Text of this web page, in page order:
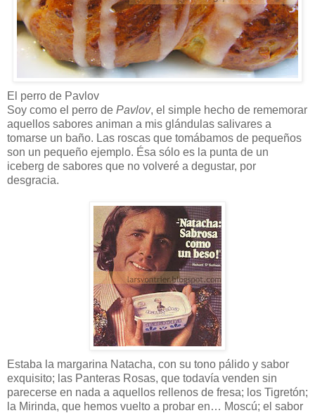
El perro de Pavlov
Soy como el perro de Pavlov, el simple hecho de rememorar
aquellos sabores animan a mis glándulas salivares a
tomarse un baño. Las roscas que tomábamos de pequeños
son un pequeño ejemplo. Ésa sólo es la punta de un
iceberg de sabores que no volveré a degustar, por
desgracia.
Estaba la margarina Natacha, con su tono pálido y sabor
exquisito; las Panteras Rosas, que todavía venden sin
parecerse en nada a aquellos rellenos de fresa; los Tigretón;
la Mirinda, que hemos vuelto a probar en… Moscú; el sabor